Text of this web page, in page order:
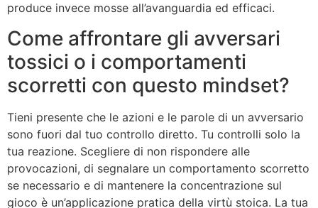
produce invece mosse all’avanguardia ed efficaci.
Come affrontare gli avversari
tossici o i comportamenti
scorretti con questo mindset?
Tieni presente che le azioni e le parole di un avversario
sono fuori dal tuo controllo diretto. Tu controlli solo la
tua reazione. Scegliere di non rispondere alle
provocazioni, di segnalare un comportamento scorretto
se necessario e di mantenere la concentrazione sul
gioco è un’applicazione pratica della virtù stoica. La tua